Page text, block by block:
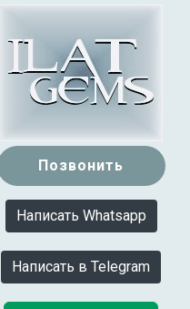
Позвонить
Написать Whatsapp
Написать в Telegram